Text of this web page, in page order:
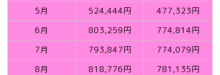
5月
524,444円
477,323円
6月
803,259円
774,814円
7月
793,847円
774,079円
8月
818,776円
781,135円